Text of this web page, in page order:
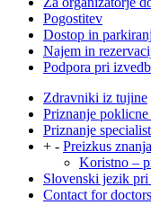
Pogostitev
Dostop in
Najem in
Podpora pri
Zdravniki iz tujine
Priznanje
Priznanje
+ - Preizkus
Koristno –
Slovenski jezik
Contact for